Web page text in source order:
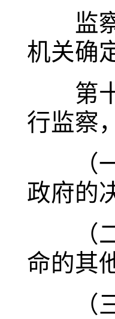
监察
机关确
第十
行监察
（一
政府的
（二
命的其
（三